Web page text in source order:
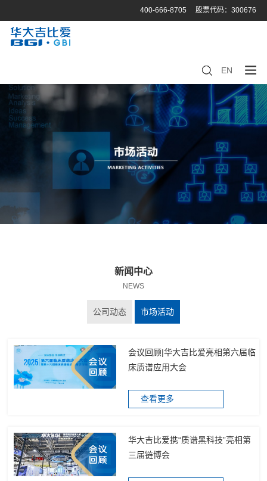
股票代码：300676
400-666-8705
EN
新闻中心
NEWS
公司动态 市场活动
会议回顾|华大吉比爱亮相第六届临
床质谱应用大会
查看更多
华大吉比爱携“质谱黑科技”亮相第
三届链博会